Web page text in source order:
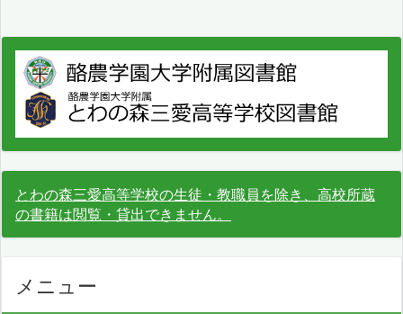
とわの森三愛高等学校の生徒・教職員を除き、高校所蔵
の書籍は閲覧・貸出できません。
メニュー